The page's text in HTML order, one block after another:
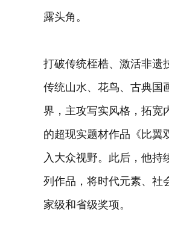
露头角。
打破传统桎梏、激活非遗
传统山水、花鸟、古典国
界，主攻写实风格，拓宽
的超现实题材作品《比翼
入大众视野。此后，他
列作品，将时代元素、社
家级和省级奖项。